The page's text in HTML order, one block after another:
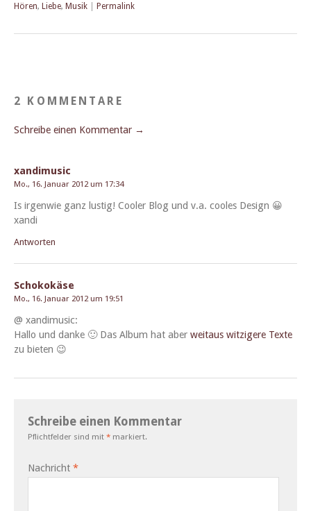
Hören, Liebe, Musik Permalink
2 KOMMENTARE
Schreibe einen Kommentar →
xandimusic
Mo., 16. Januar 2012 um 17:34
Is irgen­wie ganz lustig! Cool­er Blog und v.a. cooles Design 😀
xandi
Antworten
Schokokäse
Mo., 16. Januar 2012 um 19:51
@ xandimu­sic:
Hal­lo und danke 🙂 Das Album hat aber weitaus witzigere Texte
zu bieten 😉
Schreibe einen Kommentar
Pflichtfelder sind mit * markiert.
Nachricht *